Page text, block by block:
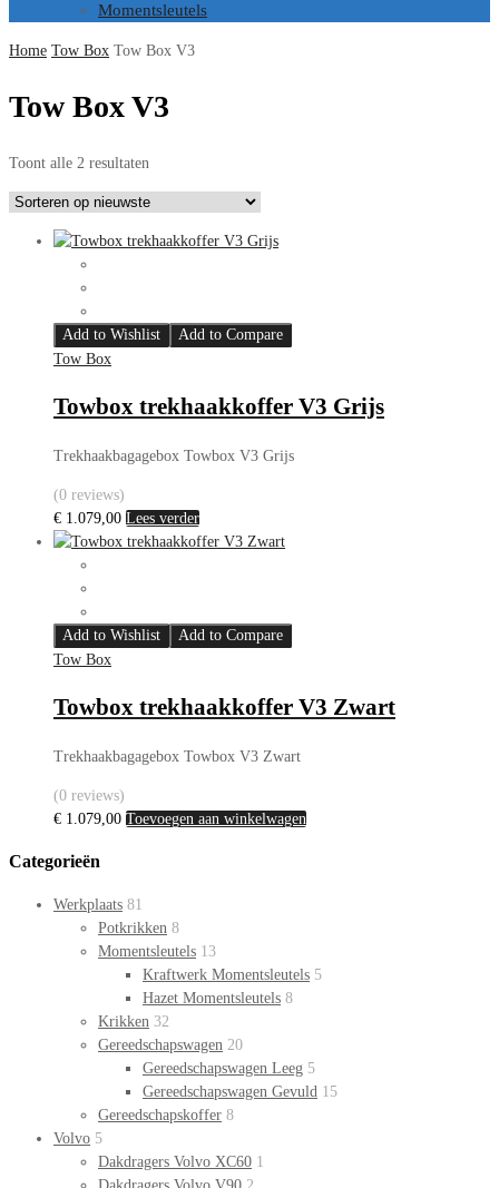
Momentsleutels
Home Tow Box Tow Box V3
Tow Box V3
Toont alle 2 resultaten
nieuwste
Add to Wishlist
Add to Compare
Tow Box
Towbox trekhaakkoffer V3 Grijs
Trekhaakbagagebox Towbox V3 Grijs
(0 reviews)
€ 1.079,00 Lees verder
Add to Wishlist
Add to Compare
Tow Box
Towbox trekhaakkoffer V3 Zwart
Trekhaakbagagebox Towbox V3 Zwart
(0 reviews)
€ 1.079,00 Toevoegen aan winkelwagen
Categorieën
Werkplaats 81
Potkrikken 8
Momentsleutels 13
Kraftwerk Momentsleutels 5
Hazet Momentsleutels 8
Krikken 32
Gereedschapswagen 20
Gereedschapswagen Leeg 5
Gereedschapswagen Gevuld 15
Gereedschapskoffer 8
Volvo 5
Dakdragers Volvo XC60 1